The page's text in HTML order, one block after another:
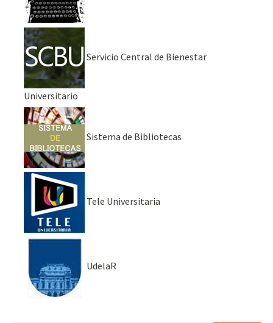
Servicio Central de Bienestar
Universitario
Sistema de Bibliotecas
Tele Universitaria
UdelaR